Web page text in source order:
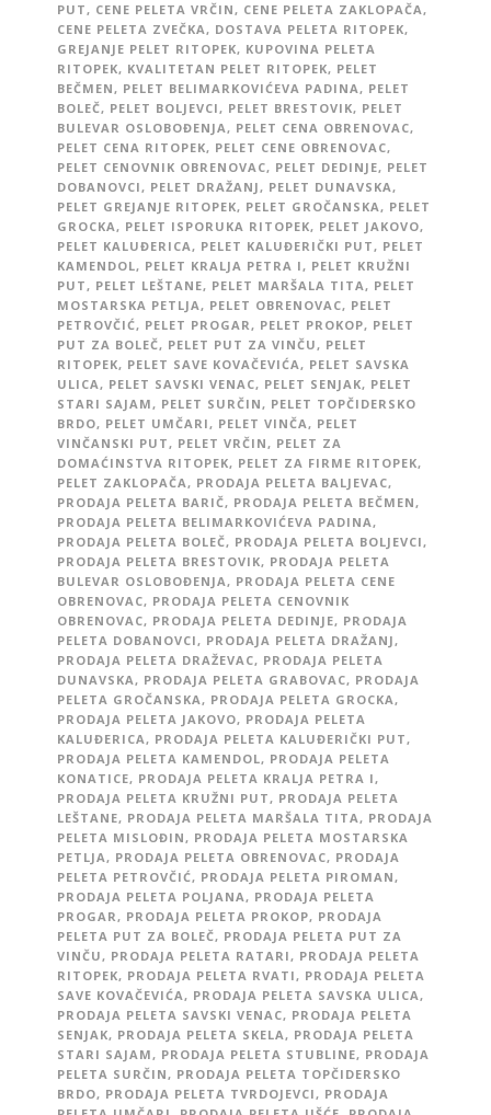
PUT, CENE PELETA VRČIN, CENE PELETA ZAKLOPAČA,
CENE PELETA ZVEČKA, DOSTAVA PELETA RITOPEK,
GREJANJE PELET RITOPEK, KUPOVINA PELETA
RITOPEK, KVALITETAN PELET RITOPEK, PELET
BEČMEN, PELET BELIMARKOVIĆEVA PADINA, PELET
BOLEČ, PELET BOLJEVCI, PELET BRESTOVIK, PELET
BULEVAR OSLOBOĐENJA, PELET CENA OBRENOVAC,
PELET CENA RITOPEK, PELET CENE OBRENOVAC,
PELET CENOVNIK OBRENOVAC, PELET DEDINJE, PELET
DOBANOVCI, PELET DRAŽANJ, PELET DUNAVSKA,
PELET GREJANJE RITOPEK, PELET GROČANSKA, PELET
GROCKA, PELET ISPORUKA RITOPEK, PELET JAKOVO,
PELET KALUĐERICA, PELET KALUĐERIČKI PUT, PELET
KAMENDOL, PELET KRALJA PETRA I, PELET KRUŽNI
PUT, PELET LEŠTANE, PELET MARŠALA TITA, PELET
MOSTARSKA PETLJA, PELET OBRENOVAC, PELET
PETROVČIĆ, PELET PROGAR, PELET PROKOP, PELET
PUT ZA BOLEČ, PELET PUT ZA VINČU, PELET
RITOPEK, PELET SAVE KOVAČEVIĆA, PELET SAVSKA
ULICA, PELET SAVSKI VENAC, PELET SENJAK, PELET
STARI SAJAM, PELET SURČIN, PELET TOPČIDERSKO
BRDO, PELET UMČARI, PELET VINČA, PELET
VINČANSKI PUT, PELET VRČIN, PELET ZA
DOMAĆINSTVA RITOPEK, PELET ZA FIRME RITOPEK,
PELET ZAKLOPAČA, PRODAJA PELETA BALJEVAC,
PRODAJA PELETA BARIČ, PRODAJA PELETA BEČMEN,
PRODAJA PELETA BELIMARKOVIĆEVA PADINA,
PRODAJA PELETA BOLEČ, PRODAJA PELETA BOLJEVCI,
PRODAJA PELETA BRESTOVIK, PRODAJA PELETA
BULEVAR OSLOBOĐENJA, PRODAJA PELETA CENE
OBRENOVAC, PRODAJA PELETA CENOVNIK
OBRENOVAC, PRODAJA PELETA DEDINJE, PRODAJA
PELETA DOBANOVCI, PRODAJA PELETA DRAŽANJ,
PRODAJA PELETA DRAŽEVAC, PRODAJA PELETA
DUNAVSKA, PRODAJA PELETA GRABOVAC, PRODAJA
PELETA GROČANSKA, PRODAJA PELETA GROCKA,
PRODAJA PELETA JAKOVO, PRODAJA PELETA
KALUĐERICA, PRODAJA PELETA KALUĐERIČKI PUT,
PRODAJA PELETA KAMENDOL, PRODAJA PELETA
KONATICE, PRODAJA PELETA KRALJA PETRA I,
PRODAJA PELETA KRUŽNI PUT, PRODAJA PELETA
LEŠTANE, PRODAJA PELETA MARŠALA TITA, PRODAJA
PELETA MISLOĐIN, PRODAJA PELETA MOSTARSKA
PETLJA, PRODAJA PELETA OBRENOVAC, PRODAJA
PELETA PETROVČIĆ, PRODAJA PELETA PIROMAN,
PRODAJA PELETA POLJANA, PRODAJA PELETA
PROGAR, PRODAJA PELETA PROKOP, PRODAJA
PELETA PUT ZA BOLEČ, PRODAJA PELETA PUT ZA
VINČU, PRODAJA PELETA RATARI, PRODAJA PELETA
RITOPEK, PRODAJA PELETA RVATI, PRODAJA PELETA
SAVE KOVAČEVIĆA, PRODAJA PELETA SAVSKA ULICA,
PRODAJA PELETA SAVSKI VENAC, PRODAJA PELETA
SENJAK, PRODAJA PELETA SKELA, PRODAJA PELETA
STARI SAJAM, PRODAJA PELETA STUBLINE, PRODAJA
PELETA SURČIN, PRODAJA PELETA TOPČIDERSKO
BRDO, PRODAJA PELETA TVRDOJEVCI, PRODAJA